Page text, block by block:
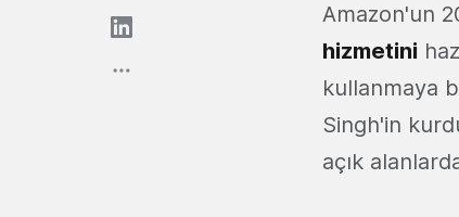
Amazon'un
hizmetini
kullanmaya
Singh'in
açık